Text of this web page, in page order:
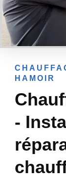
HAMOIR
-